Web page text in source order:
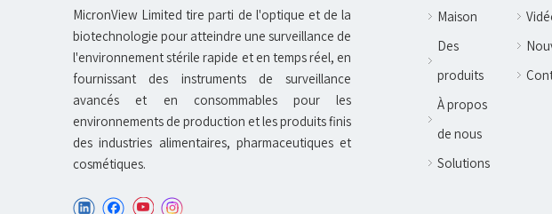
MicronView Limited tire parti de l'optique et de la
biotechnologie pour atteindre une surveillance de
l'environnement stérile rapide et en temps réel, en
fournissant des instruments de surveillance
avancés et en consommables pour les
environnements de production et les produits finis
des industries alimentaires, pharmaceutiques et
cosmétiques.
Maison
Des
produits
À propos
de nous
Solutions